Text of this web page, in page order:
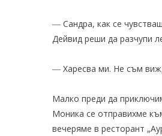
― Сандра, как се
Дейвид реши да разчупи
― Харесва ми. Не съм
Малко преди да
Моника се отправихме
вечеряме в ресторант